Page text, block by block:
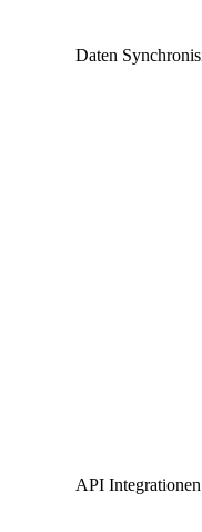
Daten
API Integrationen